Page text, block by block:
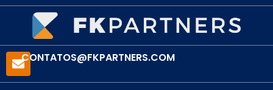
CONTATOS@FKPARTNERS.COM